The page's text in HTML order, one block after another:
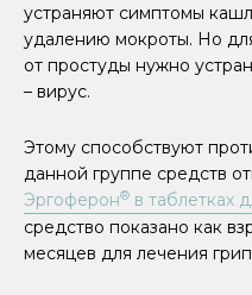
устраняют симптомы
удалению мокроты. Но
от простуды нужно
– вирус.
Этому способствуют
данной группе средств
Эргоферон® в таблетках
средство показано как
месяцев для лечения